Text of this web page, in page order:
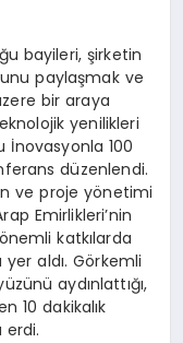
bayileri, şirketin
paylaşmak ve
bir araya
yenilikleri
İnovasyonla 100
düzenlendi.
ve proje yönetimi
Emirlikleri’nin
katkılarda
aldı. Görkemli
aydınlattığı,
10 dakikalık
erdi.